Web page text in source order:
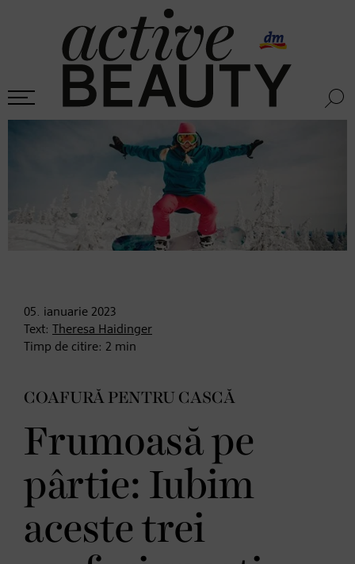
05. ianuarie 2023
Text:
Theresa Haidinger
Timp de citire: 2 min
COAFURĂ PENTRU CASCĂ
Frumoasă pe
pârtie: Iubim
aceste trei